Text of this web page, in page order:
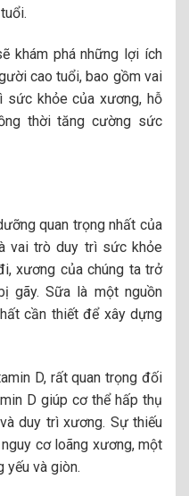
khám phá những lợi ích
cao tuổi, bao gồm vai
khỏe của xương, hỗ
thời tăng cường sức
quan trọng nhất của
vai trò duy trì sức khỏe
xương của chúng ta trở
gãy. Sữa là một nguồn
cần thiết để xây dựng
D, rất quan trọng đối
D giúp cơ thể hấp thụ
duy trì xương. Sự thiếu
cơ loãng xương, một
và giòn.